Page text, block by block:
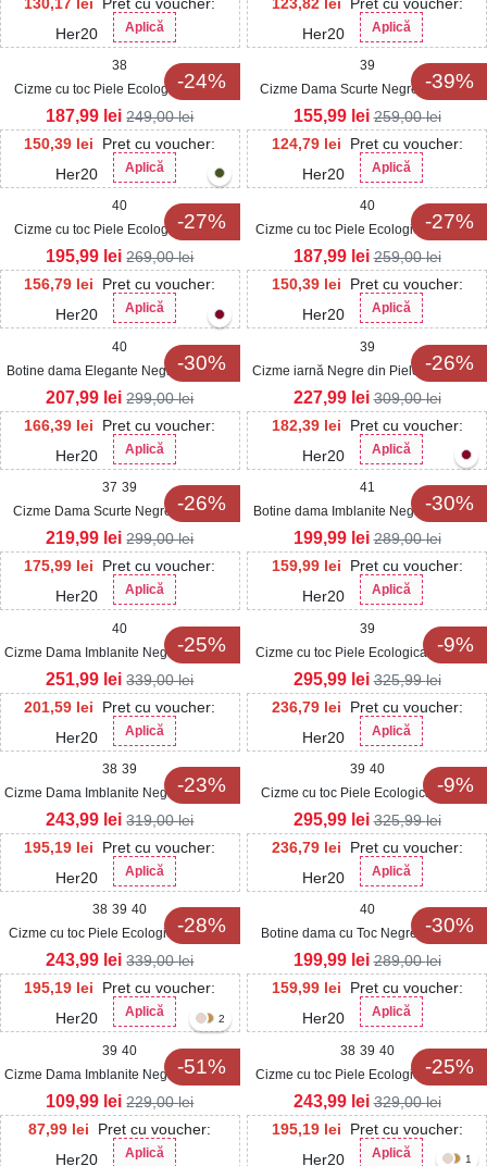
Her20
Aplică
Her20
Aplică
-24%
38
Cizme cu toc Piele Ecologica Negru
Saishre
150,39 lei
Pret cu voucher:
Her20
Aplică
187,99 lei 249,00lei
-39%
39
Cizme Dama Scurte Negre din Piele
Ecologica Dhani
124,79 lei
Pret cu voucher:
Her20
Aplică
155,99 lei 259,00lei
-27%
40
Cizme cu toc Piele Ecologica Negru
Solomiya2
156,79 lei
Pret cu voucher:
Her20
Aplică
195,99 lei 269,00lei
-27%
40
Cizme cu toc Piele Ecologica Intoarsa
Negru Kaidyn
150,39 lei
Pret cu voucher:
Her20
Aplică
187,99 lei 259,00lei
-30%
40
Botine dama Elegante Negre din Piele
Ecologica Lacuita Graysyn
166,39 lei
Pret cu voucher:
Her20
Aplică
207,99 lei 299,00lei
-26%
39
Cizme iarnă Negre din Piele Ecologica
Henriett
182,39 lei
Pret cu voucher:
Her20
Aplică
227,99 lei 309,00lei
-26%
37 39
Cizme Dama Scurte Negre din Piele
Ecologica Kahlena
175,99 lei
Pret cu voucher:
Her20
Aplică
219,99 lei 299,00lei
-30%
41
Botine dama Imblanite Negre din Piele
Ecologica Lacuita Csilla
159,99 lei
Pret cu voucher:
Her20
Aplică
199,99 lei 289,00lei
-25%
40
Cizme Dama Imblanite Negre din Piele
Ecologica Tamera
201,59 lei
Pret cu voucher:
Her20
Aplică
251,99 lei 339,00lei
-9%
39
Cizme cu toc Piele Ecologica Intoarsa
Negru Daesyn
236,79 lei
Pret cu voucher:
Her20
Aplică
295,99 lei 325,99lei
-23%
38 39
Cizme Dama Imblanite Negre din Piele
Ecologica Krisha
195,19 lei
Pret cu voucher:
Her20
Aplică
243,99 lei 319,00lei
-9%
39 40
Cizme cu toc Piele Ecologica Negru
Zoya
236,79 lei
Pret cu voucher:
Her20
Aplică
295,99 lei 325,99lei
-28%
38 39 40
Cizme cu toc Piele Ecologica Intoarsa
Negru Scouty
195,19 lei
Pret cu voucher:
Her20
Aplică
243,99 lei 339,00lei
-30%
40
Botine dama cu Toc Negre din Piele
Ecologica Intoarsa Zahara
159,99 lei
Pret cu voucher:
Her20
Aplică
199,99 lei 289,00lei
-51%
2
39 40
Cizme Dama Imblanite Negre din Piele
Ecologica Intoarsa Izzumi
87,99 lei
Pret cu voucher:
Her20
Aplică
109,99 lei 229,00lei
-25%
38 39 40
Cizme cu toc Piele Ecologica Intoarsa
Negru Sayler
195,19 lei
Pret cu voucher:
Her20
Aplică
243,99 lei 329,00lei
1